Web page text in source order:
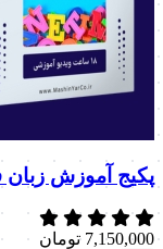
پکیج آموزش زبان
7,150,000 تومان